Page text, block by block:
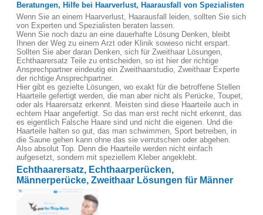
Beratungen, Hilfe bei Haarverlust, Haarausfall von Spezialisten
Wenn Sie an einem Haarverlust, Haarausfall leiden, sollten Sie sich
von Experten und Spezialisten beraten lassen.
Wenn Sie noch dazu an eine dauerhafte Lösung Denken, bleibt
Ihnen der Weg zu einem Arzt oder Klinik sowieso nicht erspart.
Sollten Sie aber daran Denken, sich für Zweithaar Lösungen,
Echthaarersatz Teile zu entscheiden, so ist hier der richtige
Ansprechpartner eindeutig ein Zweithaarstudio, Zweithaar Experte
der richtige Ansprechpartner.
Hier gibt es gezielte Lösungen, wo exakt für die betroffene Stellen
Haarteile gefertigt werden, die man aber nicht als Perücke, Toupet,
oder als Haarersatz erkennt. Meisten sind diese Haarteile auch in
echtem Haar angefertigt. So das man erst recht nicht erkennt, das
es eigentlich Falsche Haare sind und nicht die eigenen. Und die
Haarteile halten so gut, das man schwimmen, Sport betreiben, in
die Saune gehen kann ohne das sie verrutschen oder abgehen.
Also absolut Top. Denn die Haarteile werden nicht einfach
aufgesetzt, sondern mit speziellem Kleber angeklebt.
Echthaarersatz, Echthaarperücken,
Männerperücke, Zweithaar Lösungen für Männer